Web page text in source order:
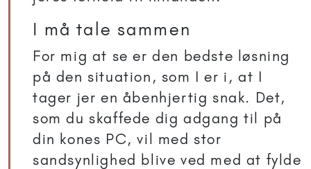
I må tale sammen
For mig at se er den bedste løsning
på den situation, som I er i, at I
tager jer en åbenhjertig snak. Det,
som du skaffede dig adgang til på
din kones PC, vil med stor
sandsynlighed blive ved med at fylde